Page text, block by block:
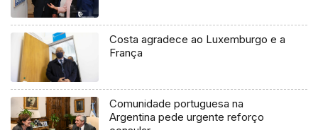
Costa agradece ao Luxemburgo e a
França
Comunidade portuguesa na
Argentina pede urgente reforço